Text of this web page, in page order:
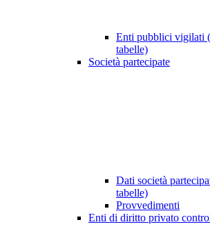
Enti pubblici vigilati
tabelle)
Società partecipate
Dati società
tabelle)
Provvedimenti
Enti di diritto privato